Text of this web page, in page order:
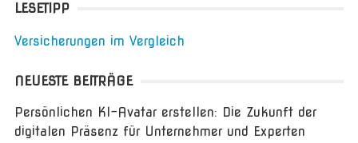
LESETIPP
Versicherungen im Vergleich
NEUESTE BEITRÄGE
Persönlichen KI-Avatar erstellen: Die Zukunft der
digitalen Präsenz für Unternehmer und Experten